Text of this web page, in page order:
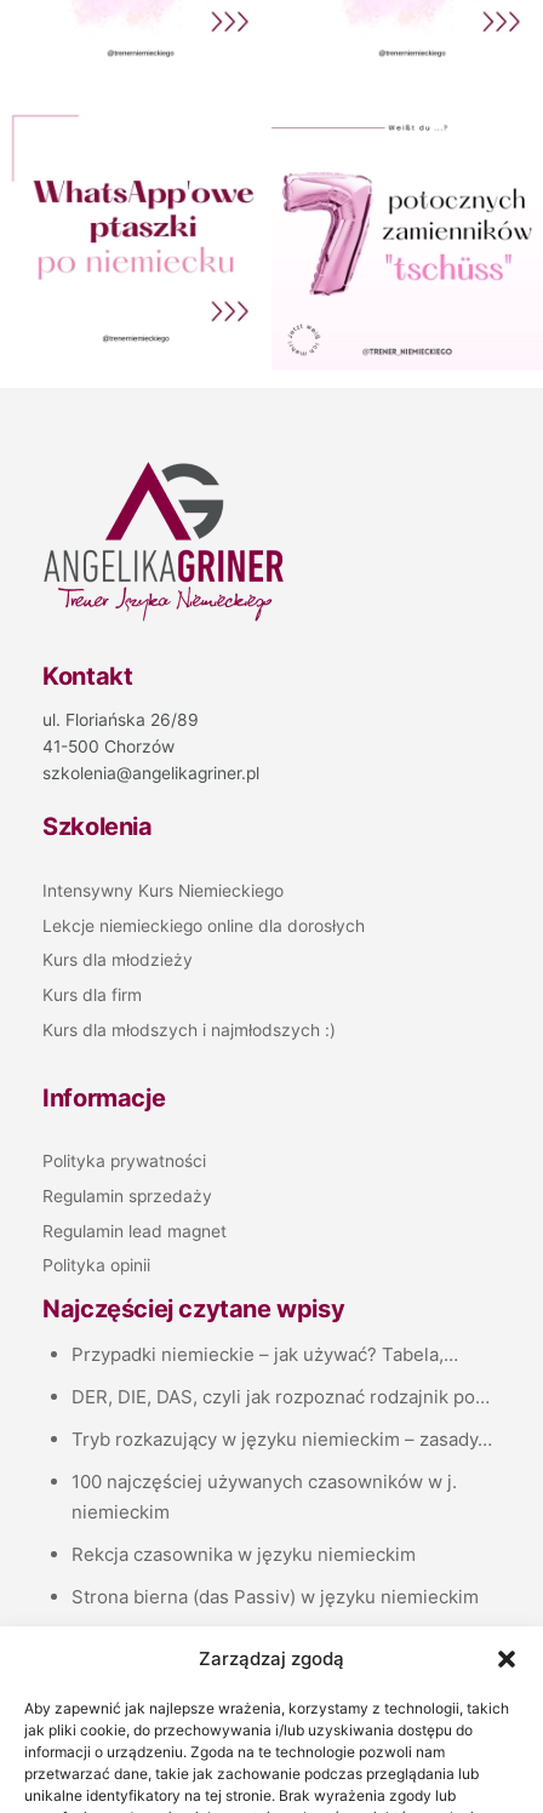
Zarządzaj zgodą
Aby zapewnić jak najlepsze wrażenia, korzystamy z technologii, takich
jak pliki cookie, do przechowywania i/lub uzyskiwania dostępu do
informacji o urządzeniu. Zgoda na te technologie pozwoli nam
przetwarzać dane, takie jak zachowanie podczas przeglądania lub
unikalne identyfikatory na tej stronie. Brak wyrażenia zgody lub
Kontakt
ul. Floriańska 26/89
41-500 Chorzów
szkolenia@angelikagriner.pl
Szkolenia
Intensywny Kurs Niemieckiego
Lekcje niemieckiego online dla dorosłych
Kurs dla młodzieży
Kurs dla firm
Kurs dla młodszych i najmłodszych :)
Informacje
Polityka prywatności
Regulamin sprzedaży
Regulamin lead magnet
Polityka opinii
Najczęściej czytane wpisy
Przypadki niemieckie – jak używać? Tabela,…
DER, DIE, DAS, czyli jak rozpoznać rodzajnik po…
Tryb rozkazujący w języku niemieckim – zasady…
100 najczęściej używanych czasowników w j.
niemieckim
Rekcja czasownika w języku niemieckim
Strona bierna (das Passiv) w języku niemieckim
Życzenia noworoczne po niemiecku – 37
propozycji
Codzienny niemiecki – podsumowanie akcji